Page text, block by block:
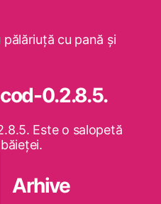
cu pană şi
0.2.8.5.
Este o salopetă
Arhive